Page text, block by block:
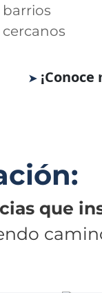
barrios
cercanos
¡Conoce
que